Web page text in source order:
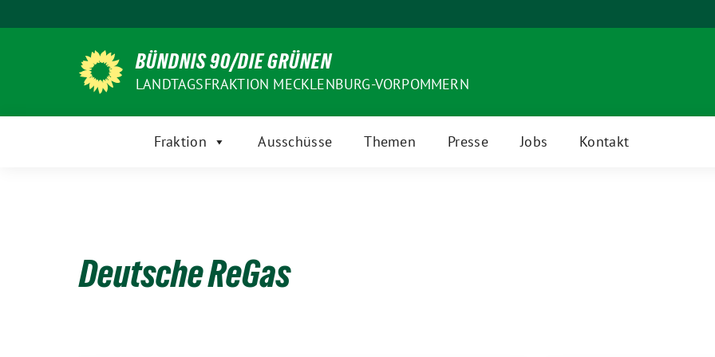
zum
BÜNDNIS 90/DIE GRÜNEN
LANDTAGSFRAKTION MECKLENBURG-VORPOMMERN
Fraktion Ausschüsse Themen Presse Jobs Kontakt
Deutsche ReGas